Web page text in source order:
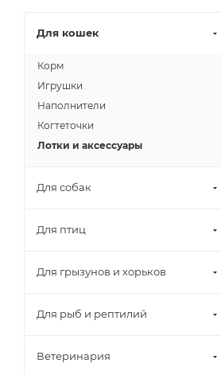
Для кошек
Корм
Игрушки
Наполнители
Когтеточки
Лотки и аксессуары
Для собак
Для птиц
Для грызунов и хорьков
Для рыб и рептилий
Ветеринария